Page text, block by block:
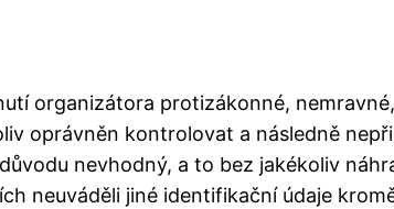
organizátora protizákonné,
oprávněn kontrolovat a následně
nevhodný, a to bez jakékoliv
neuváděli jiné identifikační údaje